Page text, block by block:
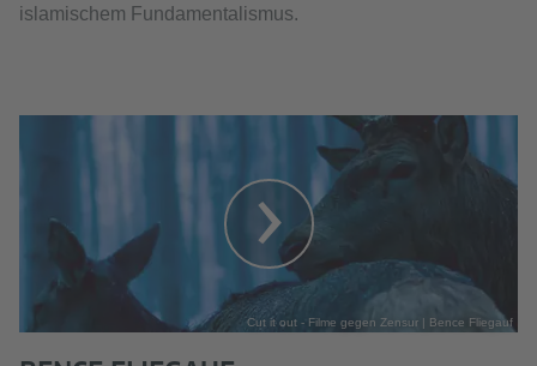
islamischem Fundamentalismus.
Cut it out - Filme gegen Zensur | Bence Fliegauf